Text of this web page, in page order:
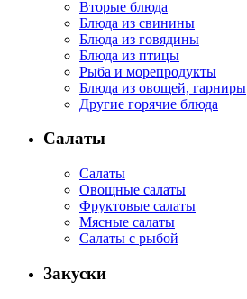
Вторые блюда
Блюда из свинины
Блюда из говядины
Блюда из птицы
Рыба и морепродукты
Блюда из овощей, гарниры
Другие горячие блюда
Салаты
Салаты
Овощные салаты
Фруктовые салаты
Мясные салаты
Салаты с рыбой
Закуски